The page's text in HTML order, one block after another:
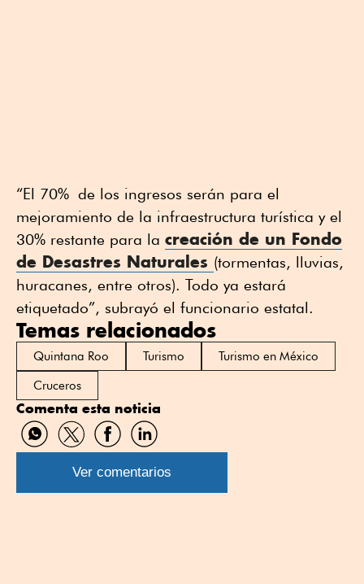
“El 70% de los ingresos serán para el
mejoramiento de la infraestructura turística y el
30% restante para la creación de un Fondo
de Desastres Naturales (tormentas, lluvias,
huracanes, entre otros). Todo ya estará
etiquetado”, subrayó el funcionario estatal.
Temas relacionados
Quintana Roo Turismo
Turismo en México
Cruceros
Comenta esta noticia
Compartir
por
WhatsApp
Compartir
por
Twitter
Compartir
por
Facebook
Compartir
por
Linkedin
Ver comentarios